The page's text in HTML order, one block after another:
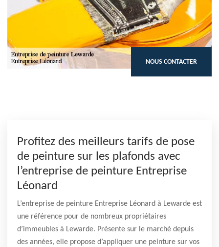
NOUS CONTACTER
Profitez des meilleurs tarifs de pose
de peinture sur les plafonds avec
l’entreprise de peinture Entreprise
Léonard
L’entreprise de peinture Entreprise Léonard à Lewarde est
une référence pour de nombreux propriétaires
d’immeubles à Lewarde. Présente sur le marché depuis
des années, elle propose d’appliquer une peinture sur vos